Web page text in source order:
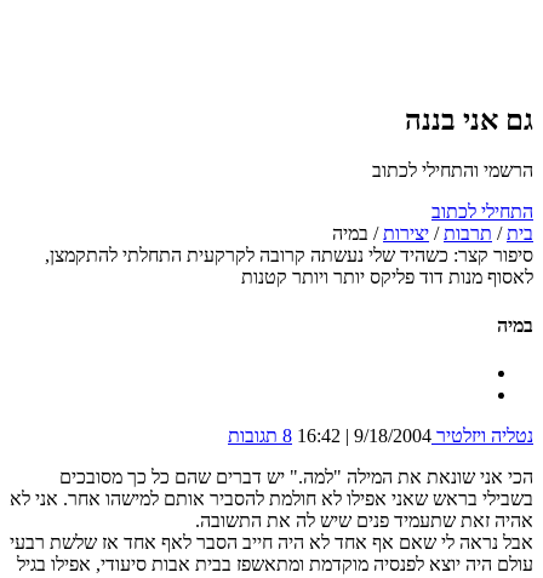
גם אני בננה
הרשמי והתחילי לכתוב
התחילי לכתוב
בית/ תרבות/ יצירות/ במיה
סיפור קצר: כשהיד שלי נעשתה קרובה לקרקעית התחלתי להתקמצן,
לאסוף מנות דוד פליקס יותר ויותר קטנות
במיה
נטליה ויזלטיר 9/18/2004 | 16:42
8 תגובות
הכי אני שונאת את המילה "למה." יש דברים שהם כל כך מסובכים
בשבילי בראש שאני אפילו לא חולמת להסביר אותם למישהו אחר. אני לא
אהיה זאת שתעמיד פנים שיש לה את התשובה.
אבל נראה לי שאם אף אחד לא היה חייב הסבר לאף אחד אז שלשת רבעי
עולם היה יוצא לפנסיה מוקדמת ומתאשפז בבית אבות סיעודי, אפילו בגיל